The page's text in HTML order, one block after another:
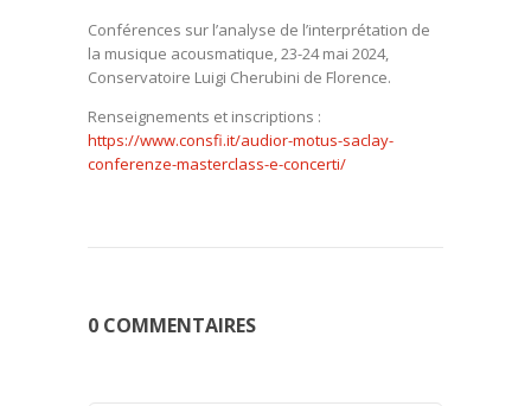
Conférences sur l’analyse de l’interprétation de
la musique acousmatique, 23-24 mai 2024,
Conservatoire Luigi Cherubini de Florence.
Renseignements et inscriptions :
https://www.consfi.it/audior-motus-saclay-
conferenze-masterclass-e-concerti/
0 COMMENTAIRES